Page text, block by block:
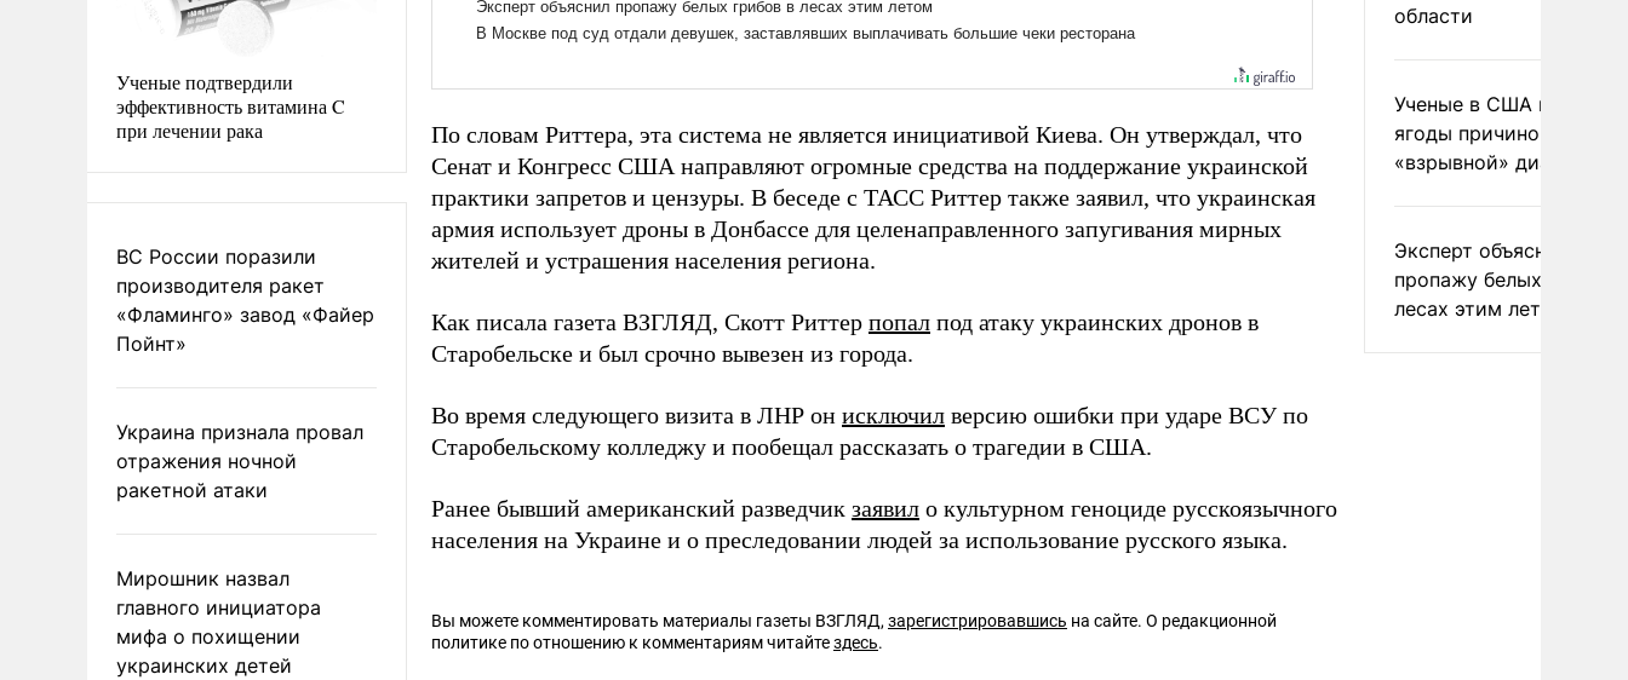
Ученые подтвердили
эффективность витамина C
при лечении рака
ВС России поразили
производителя ракет
«Фламинго» завод «Файер
Пойнт»
Украина признала провал
отражения ночной
ракетной атаки
Мирошник назвал
главного инициатора
мифа о похищении
украинских детей
По словам Риттера, эта система не является инициативой Киева. Он утверждал, что
Сенат и Конгресс США направляют огромные средства на поддержание украинской
практики запретов и цензуры. В беседе с ТАСС Риттер также заявил, что украинская
армия использует дроны в Донбассе для целенаправленного запугивания мирных
жителей и устрашения населения региона.
Как писала газета ВЗГЛЯД, Скотт Риттер попал под атаку украинских дронов в
Старобельске и был срочно вывезен из города.
Во время следующего визита в ЛНР он исключил версию ошибки при ударе ВСУ по
Старобельскому колледжу и пообещал рассказать о трагедии в США.
Ранее бывший американский разведчик заявил о культурном геноциде русскоязычного
населения на Украине и о преследовании людей за использование русского языка.
Вы можете комментировать материалы газеты ВЗГЛЯД, зарегистрировавшись на сайте. О редакционной
политике по отношению к комментариям читайтездесь.
области
Ученые в США назвали
ягоды причиной
«взрывной» диареи
Эксперт объяснил
пропажу белых грибов
лесах этим летом